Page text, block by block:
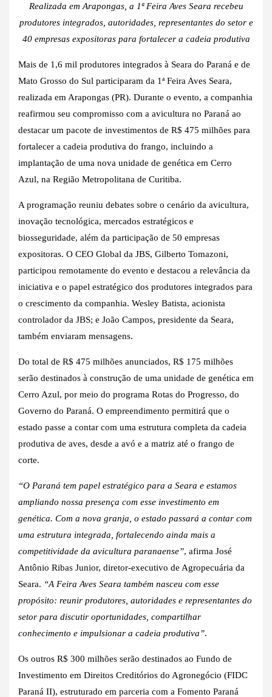
Realizada em Arapongas, a 1ª Feira Aves Seara recebeu
produtores integrados, autoridades, representantes do setor e
40 empresas expositoras para fortalecer a cadeia produtiva
Mais de 1,6 mil produtores integrados à Seara do Paraná e de
Mato Grosso do Sul participaram da 1ª Feira Aves Seara,
realizada em Arapongas (PR). Durante o evento, a companhia
reafirmou seu compromisso com a avicultura no Paraná ao
destacar um pacote de investimentos de R$ 475 milhões para
fortalecer a cadeia produtiva do frango, incluindo a
implantação de uma nova unidade de genética em Cerro
Azul, na Região Metropolitana de Curitiba.
A programação reuniu debates sobre o cenário da avicultura,
inovação tecnológica, mercados estratégicos e
biosseguridade, além da participação de 50 empresas
expositoras. O CEO Global da JBS, Gilberto Tomazoni,
participou remotamente do evento e destacou a relevância da
iniciativa e o papel estratégico dos produtores integrados para
o crescimento da companhia. Wesley Batista, acionista
controlador da JBS; e João Campos, presidente da Seara,
também enviaram mensagens.
Do total de R$ 475 milhões anunciados, R$ 175 milhões
serão destinados à construção de uma unidade de genética em
Cerro Azul, por meio do programa Rotas do Progresso, do
Governo do Paraná. O empreendimento permitirá que o
estado passe a contar com uma estrutura completa da cadeia
produtiva de aves, desde a avó e a matriz até o frango de
corte.
“O Paraná tem papel estratégico para a Seara e estamos
ampliando nossa presença com esse investimento em
genética. Com a nova granja, o estado passará a contar com
uma estrutura integrada, fortalecendo ainda mais a
competitividade da avicultura paranaense”, afirma José
Antônio Ribas Junior, diretor-executivo de Agropecuária da
Seara. “A Feira Aves Seara também nasceu com esse
propósito: reunir produtores, autoridades e representantes do
setor para discutir oportunidades, compartilhar
conhecimento e impulsionar a cadeia produtiva”.
Os outros R$ 300 milhões serão destinados ao Fundo de
Investimento em Direitos Creditórios do Agronegócio (FIDC
Paraná II), estruturado em parceria com a Fomento Paraná